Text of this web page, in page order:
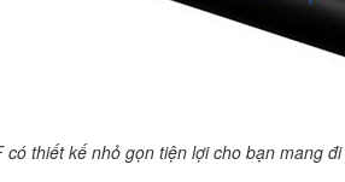
có thiết kế nhỏ gọn tiện lợi cho bạn mang đi